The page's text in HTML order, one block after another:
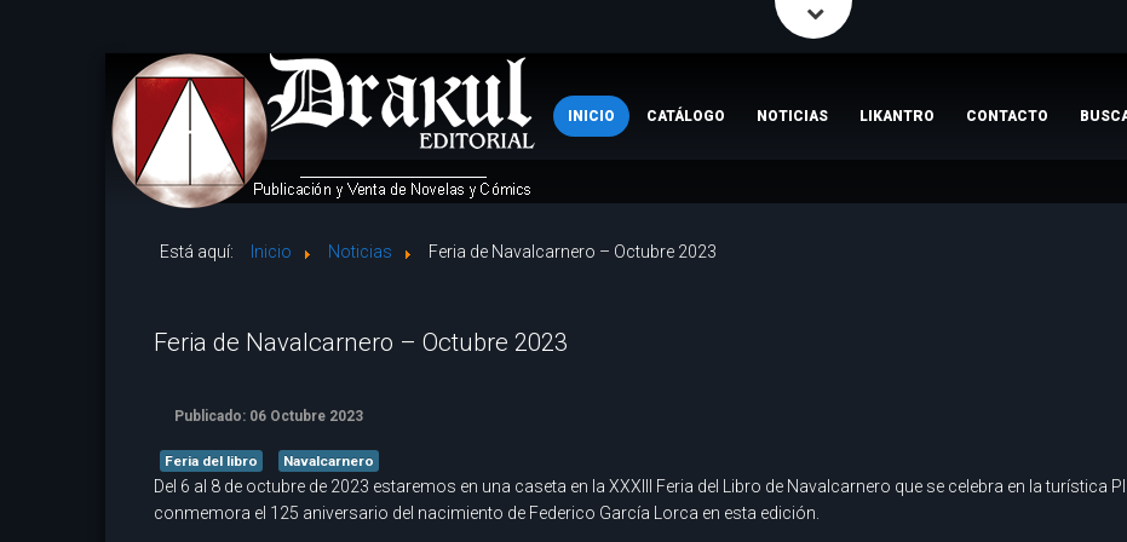
INICIO CATÁLOGO NOTICIAS LIKANTRO CONTACTO
Está aquí: Inicio Noticias Feria de Navalcarnero – Octubre 2023
Feria de Navalcarnero – Octubre 2023
Publicado: 06 Octubre 2023
Feria del libro Navalcarnero
Del 6 al 8 de octubre de 2023 estaremos en una caseta en la XXXIII Feria del Libro de Navalcarnero que se celebra en la turística
conmemora el 125 aniversario del nacimiento de Federico García Lorca en esta edición.